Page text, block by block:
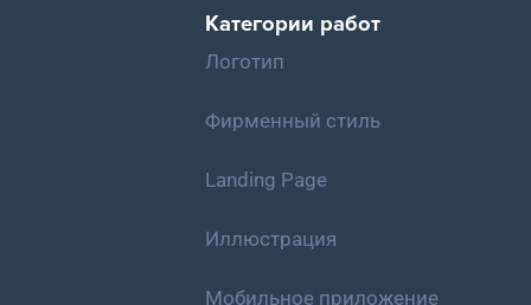
Категории работ
Логотип
Фирменный стиль
Landing Page
Иллюстрация
Мобильное приложение